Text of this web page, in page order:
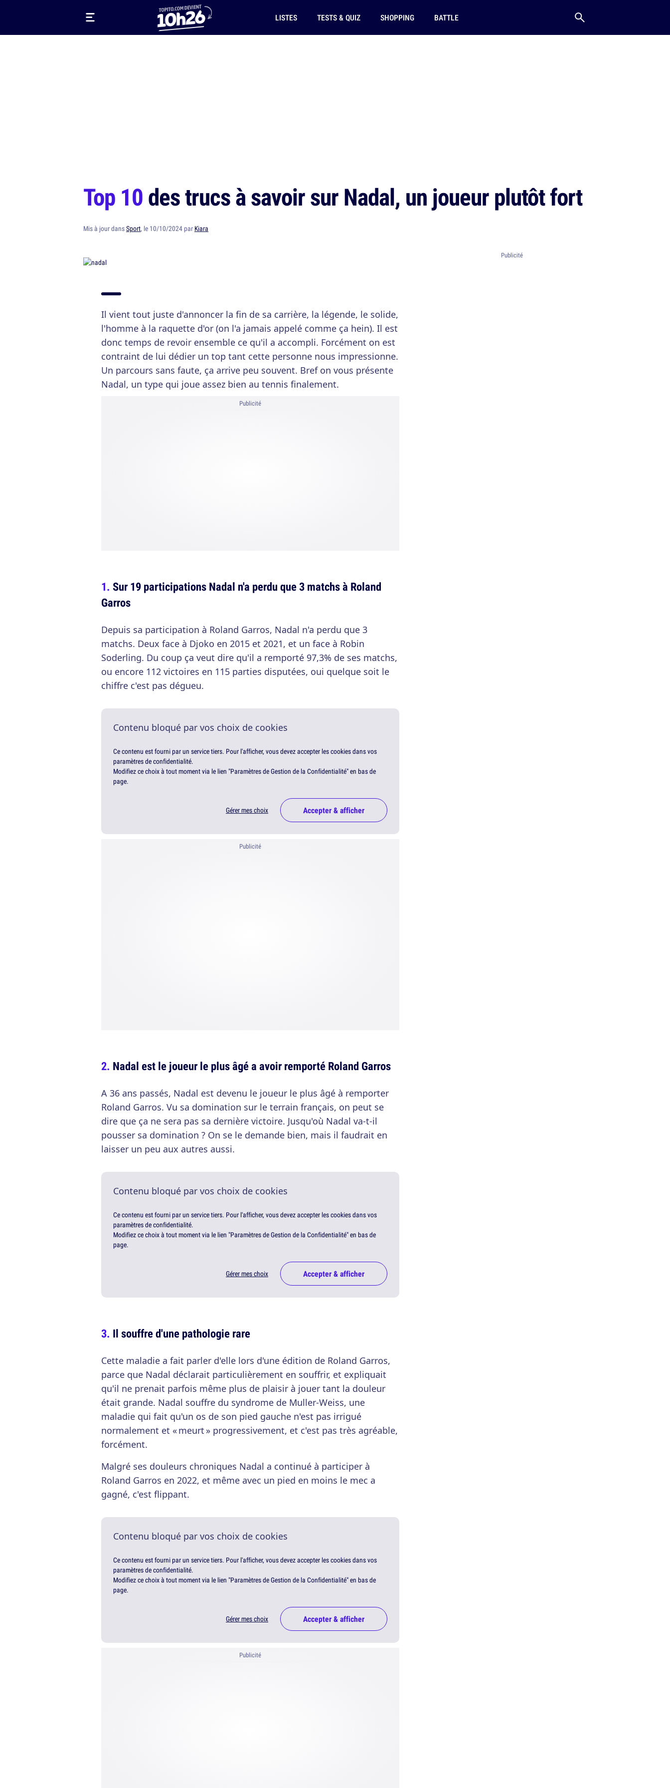
LISTES TESTS & QUIZ SHOPPING BATTLE
Top 10des trucs à savoir sur Nadal, un joueur plutôt fort
Mis à jour dansSport, le 10/10/2024 par Kiara
Il vient tout juste d'annoncer la fin de sa carrière, la légende, le solide,
l'homme à la raquette d'or (on l'a jamais appelé comme ça hein). Il est
donc temps de revoir ensemble ce qu'il a accompli. Forcément on est
contraint de lui dédier un top tant cette personne nous impressionne.
Un parcours sans faute, ça arrive peu souvent. Bref on vous présente
Nadal, un type qui joue assez bien au tennis finalement.
Publicité
Sur 19 participations Nadal n'a perdu que 3 matchs à Roland
Garros
Depuis sa participation à Roland Garros, Nadal n'a perdu que 3
matchs. Deux face à Djoko en 2015 et 2021, et un face à Robin
Soderling. Du coup ça veut dire qu'il a remporté 97,3% de ses matchs,
ou encore 112 victoires en 115 parties disputées, oui quelque soit le
chiffre c'est pas dégueu.
Contenu bloqué par vos choix de cookies
Ce contenu est fourni par un service tiers. Pour l'afficher, vous devez accepter les cookies dans vos
paramètres de confidentialité.
Modifiez ce choix à tout moment via le lien "Paramètres de Gestion de la Confidentialité" en bas de
page.
Gérer mes choix Accepter & afficher
Publicité
Nadal est le joueur le plus âgé a avoir remporté Roland Garros
A 36 ans passés, Nadal est devenu le joueur le plus âgé à remporter
Roland Garros. Vu sa domination sur le terrain français, on peut se
dire que ça ne sera pas sa dernière victoire. Jusqu'où Nadal va-t-il
pousser sa domination ? On se le demande bien, mais il faudrait en
laisser un peu aux autres aussi.
Contenu bloqué par vos choix de cookies
Ce contenu est fourni par un service tiers. Pour l'afficher, vous devez accepter les cookies dans vos
paramètres de confidentialité.
Modifiez ce choix à tout moment via le lien "Paramètres de Gestion de la Confidentialité" en bas de
page.
Gérer mes choix Accepter & afficher
Il souffre d'une pathologie rare
Cette maladie a fait parler d'elle lors d'une édition de Roland Garros,
parce que Nadal déclarait particulièrement en souffrir, et expliquait
qu'il ne prenait parfois même plus de plaisir à jouer tant la douleur
était grande. Nadal souffre du syndrome de Muller-Weiss, une
maladie qui fait qu'un os de son pied gauche n'est pas irrigué
normalement et « meurt » progressivement, et c'est pas très agréable,
forcément.
Malgré ses douleurs chroniques Nadal a continué à participer à
Roland Garros en 2022, et même avec un pied en moins le mec a
gagné, c'est flippant.
Contenu bloqué par vos choix de cookies
Ce contenu est fourni par un service tiers. Pour l'afficher, vous devez accepter les cookies dans vos
paramètres de confidentialité.
Modifiez ce choix à tout moment via le lien "Paramètres de Gestion de la Confidentialité" en bas de
page.
Gérer mes choix Accepter & afficher
Publicité